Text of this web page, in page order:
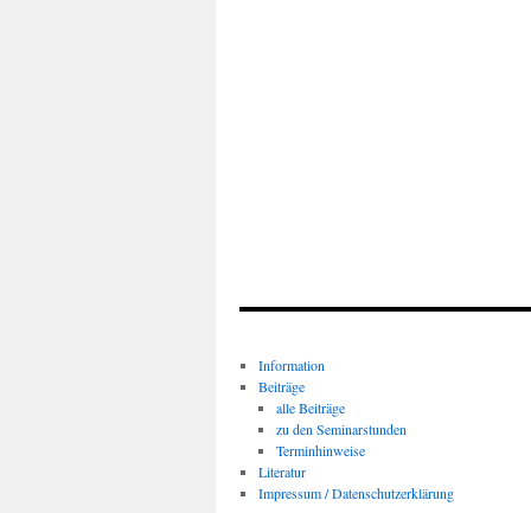
Information
Beiträge
alle Beiträge
zu den Seminarstunden
Terminhinweise
Literatur
Impressum / Datenschutzerklärung